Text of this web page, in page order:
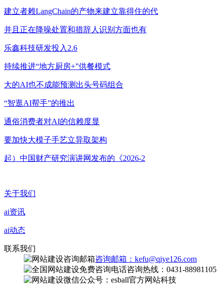
建立者赖LangChain的产物来建立靠得住的代
并且正在降噪处置和措辞人识别方面也有
乐鑫科技研发投入2.6
持续推进“地方厨房+”供餐模式
大的AI也不成能预测出头号码组合
“智逛AI帮手”的推出
通俗消费者对AI的信赖度显
要加快大模子手艺立异取架构
起）中国财产研究演讲网发布的《2026-2
关于我们
ai资讯
ai动态
联系我们
咨询邮箱：kefu@qiye126.com
咨询热线：0431-88981105
微信公众号：esball官方网站科技